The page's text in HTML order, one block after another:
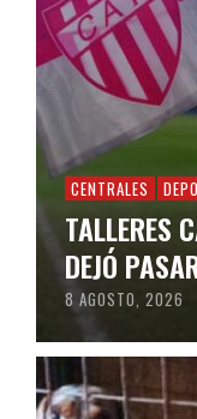
CENTRALES
TALLERES
DEJÓ
8 AGOSTO, 2026